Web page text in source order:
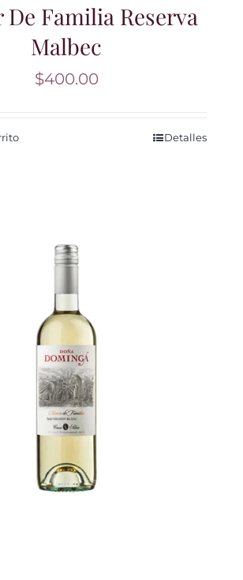
Familia Reserva
Malbec
$400.00
Detalles